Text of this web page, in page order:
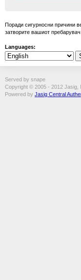
Поради сигурносни причини
затворите вашиот
Languages:
Served by snape
Copyright © 2005 - 2012 Jasig,
Powered by Jasig Central